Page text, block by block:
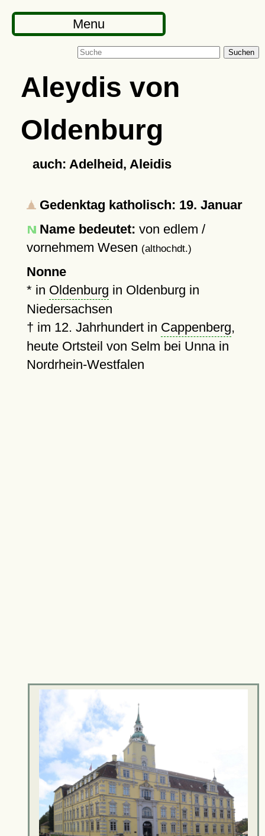
Menu
Suchen
Aleydis von
Oldenburg
auch: Adelheid, Aleidis
Gedenktag katholisch: 19. Januar
Name bedeutet: von edlem /
vornehmem Wesen (althochdt.)
Nonne
* in Oldenburg in Oldenburg in
Niedersachsen
† im 12. Jahrhundert in Cappenberg,
heute Ortsteil von Selm bei Unna in
Nordrhein-Westfalen